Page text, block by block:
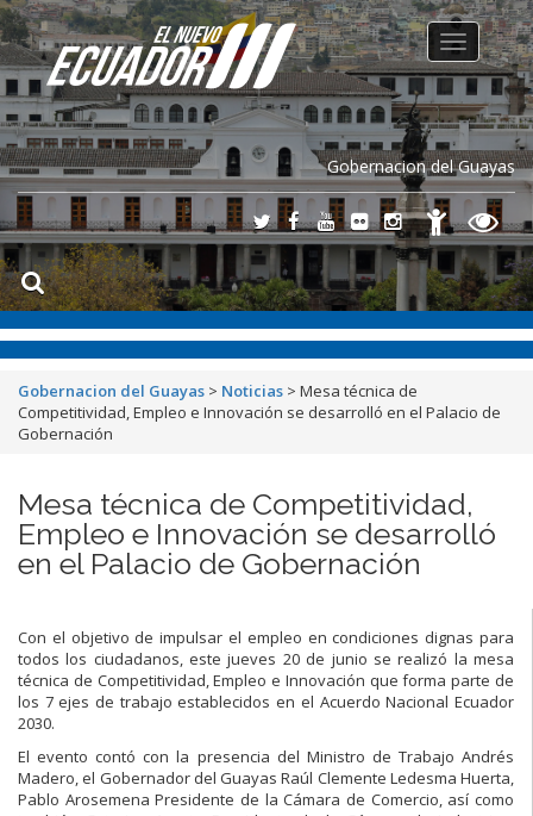
Gobernacion del Guayas
Toggle
navigation
Gobernacion del Guayas > Noticias > Mesa técnica de
Competitividad, Empleo e Innovación se desarrolló en el Palacio de
Gobernación
Mesa técnica de Competitividad,
Empleo e Innovación se desarrolló
en el Palacio de Gobernación
Con el objetivo de impulsar el empleo en condiciones dignas para
todos los ciudadanos, este jueves 20 de junio se realizó la mesa
técnica de Competitividad, Empleo e Innovación que forma parte de
los 7 ejes de trabajo establecidos en el Acuerdo Nacional Ecuador
2030.
El evento contó con la presencia del Ministro de Trabajo Andrés
Madero, el Gobernador del Guayas Raúl Clemente Ledesma Huerta,
Pablo Arosemena Presidente de la Cámara de Comercio, así como